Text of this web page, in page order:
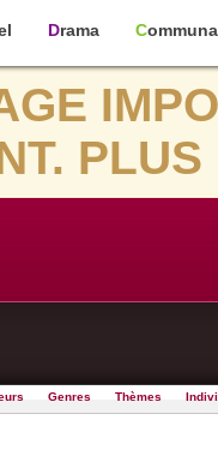
Drama
Genres Thèmes